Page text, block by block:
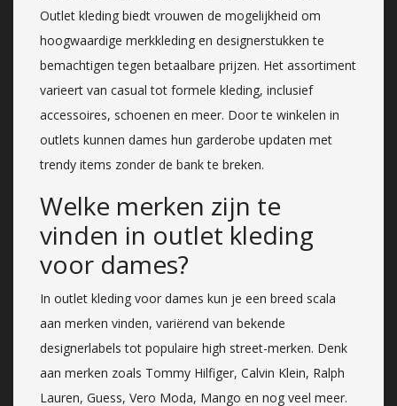
Outlet kleding biedt vrouwen de mogelijkheid om
hoogwaardige merkkleding en designerstukken te
bemachtigen tegen betaalbare prijzen. Het assortiment
varieert van casual tot formele kleding, inclusief
accessoires, schoenen en meer. Door te winkelen in
outlets kunnen dames hun garderobe updaten met
trendy items zonder de bank te breken.
Welke merken zijn te
vinden in outlet kleding
voor dames?
In outlet kleding voor dames kun je een breed scala
aan merken vinden, variërend van bekende
designerlabels tot populaire high street-merken. Denk
aan merken zoals Tommy Hilfiger, Calvin Klein, Ralph
Lauren, Guess, Vero Moda, Mango en nog veel meer.